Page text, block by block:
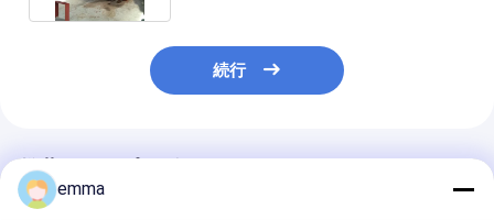
続行
推薦されたプロダクト
emma